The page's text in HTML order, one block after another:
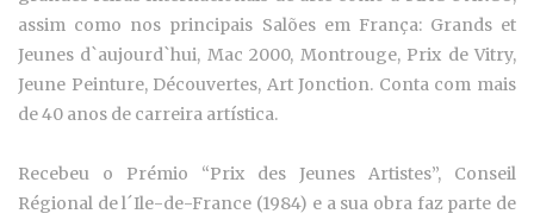
assim como nos principais Salões em França: Grands et
Jeunes d`aujourd`hui, Mac 2000, Montrouge, Prix de Vitry,
Jeune Peinture, Découvertes, Art Jonction. Conta com mais
de 40 anos de carreira artística.
Recebeu o Prémio “Prix des Jeunes Artistes”, Conseil
Régional de l´Ile-de-France (1984) e a sua obra faz parte de